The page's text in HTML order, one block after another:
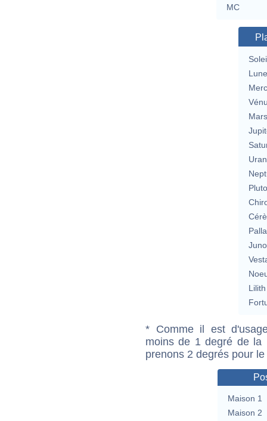
MC
Lune
Mars
Lilith
* Comme il est
moins de 1 degré de la
prenons 2 degrés pour
Maison 1
Maison 2